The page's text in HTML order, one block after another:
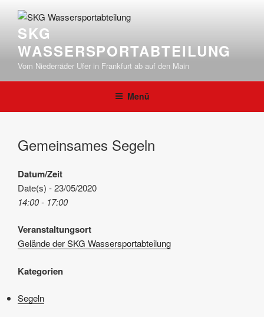
Inhalt
springenSKG
WASSERSPORTABTEILUNG
Vom Niederräder Ufer in Frankfurt ab auf den Main
Menü
Gemeinsames Segeln
Datum/Zeit
Date(s) - 23/05/2020
14:00 - 17:00
Veranstaltungsort
Gelände der SKG Wassersportabteilung
Kategorien
Segeln